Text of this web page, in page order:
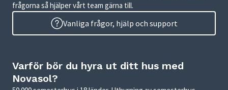
frågorna så hjälper vårt team gärna till.
Vanliga frågor, hjälp och support
Varför bör du hyra ut ditt hus med
Novasol?